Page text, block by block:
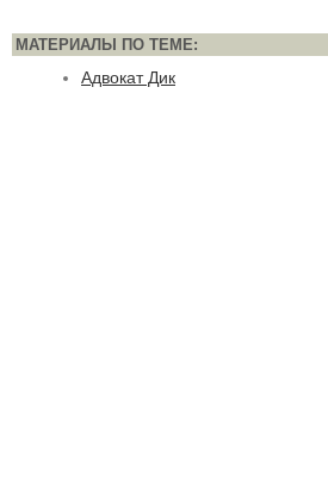
МАТЕРИАЛЫ ПО ТЕМЕ:
Адвокат Дик